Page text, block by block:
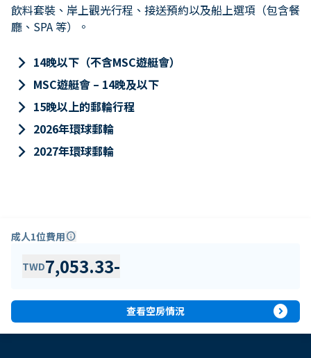
飲料套裝、岸上觀光行程、接送預約以及船上選項（包含餐
廳、SPA 等）。
keyboard_arrow_right 14晚以下（不含MSC遊艇會）
keyboard_arrow_right MSC遊艇會 – 14晚及以下
keyboard_arrow_right 15晚以上的郵輪行程
keyboard_arrow_right 2026年環球郵輪
keyboard_arrow_right 2027年環球郵輪
成人1位費用info
TWD7,053.33-
查看空房情況 expand_circle_right